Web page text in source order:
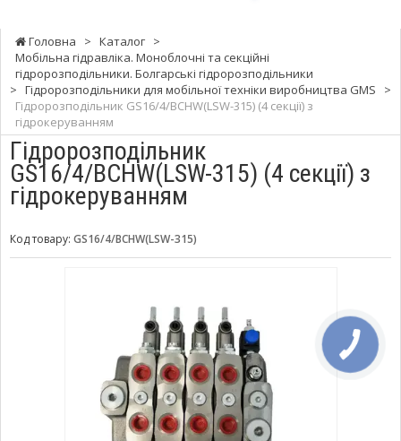
Головна > Каталог >
Мобільна гідравліка. Моноблочні та секційні
гідророзподільники. Болгарські гідророзподільники
> Гідророзподільники для мобільної техніки виробництва GMS
>
Гідророзподільник GS16/4/BCHW(LSW-315) (4 секції) з
гідрокеруванням
Гідророзподільник
GS16/4/BCHW(LSW-315) (4 секції) з
гідрокеруванням
Код товару: GS16/4/BCHW(LSW-315)